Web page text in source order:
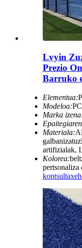
Lvyin
Prezio
Barruko
Elementua:
Modeloa:
Marka
Materiala:
artifizialak,
Kolorea:
pertsonaliza
kontsulta